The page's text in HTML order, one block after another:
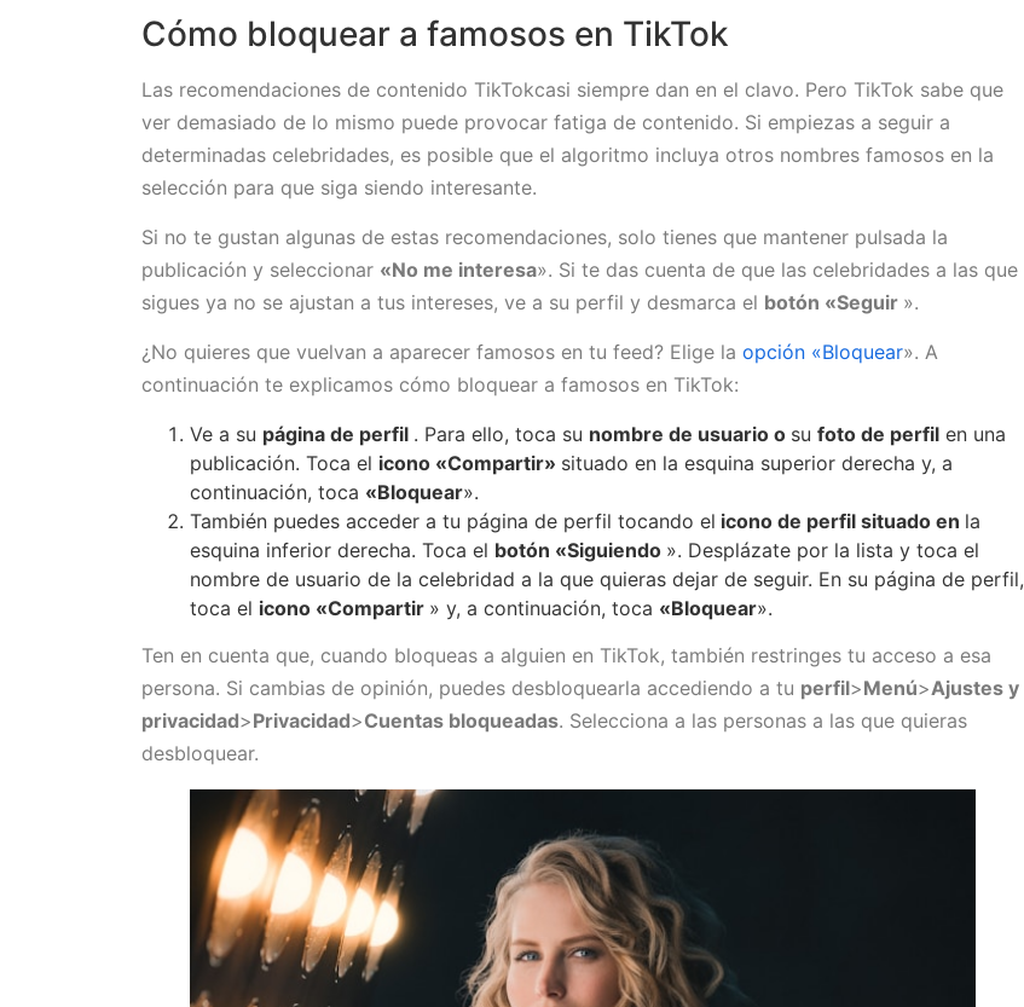
Cómo bloquear a famosos en TikTok
Las recomendaciones de contenido TikTokcasi siempre dan en el clavo. Pero TikTok sabe que
ver demasiado de lo mismo puede provocar fatiga de contenido. Si empiezas a seguir a
determinadas celebridades, es posible que el algoritmo incluya otros nombres famosos en la
selección para que siga siendo interesante.
Si no te gustan algunas de estas recomendaciones, solo tienes que mantener pulsada la
publicación y seleccionar «No me interesa». Si te das cuenta de que las celebridades a las que
sigues ya no se ajustan a tus intereses, ve a su perfil y desmarca el botón «Seguir ».
¿No quieres que vuelvan a aparecer famosos en tu feed? Elige la opción «Bloquear». A
continuación te explicamos cómo bloquear a famosos en TikTok:
Ve a su página de perfil . Para ello, toca su nombre de usuario o su foto de perfil en una
publicación. Toca el icono «Compartir» situado en la esquina superior derecha y, a
continuación, toca «Bloquear».
También puedes acceder a tu página de perfil tocando el icono de perfil situado en la
esquina inferior derecha. Toca el botón «Siguiendo ». Desplázate por la lista y toca el
nombre de usuario de la celebridad a la que quieras dejar de seguir. En su página de perfil,
toca el icono «Compartir » y, a continuación, toca «Bloquear».
Ten en cuenta que, cuando bloqueas a alguien en TikTok, también restringes tu acceso a esa
persona. Si cambias de opinión, puedes desbloquearla accediendo a tu perfil>Menú>Ajustes y
privacidad>Privacidad>Cuentas bloqueadas. Selecciona a las personas a las que quieras
desbloquear.